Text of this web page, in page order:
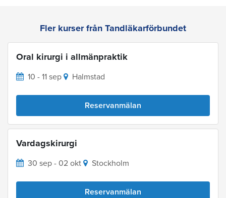
Fler kurser från Tandläkarförbundet
Oral kirurgi i allmänpraktik
10 - 11 sep Halmstad
Reservanmälan
Vardagskirurgi
30 sep - 02 okt Stockholm
Reservanmälan